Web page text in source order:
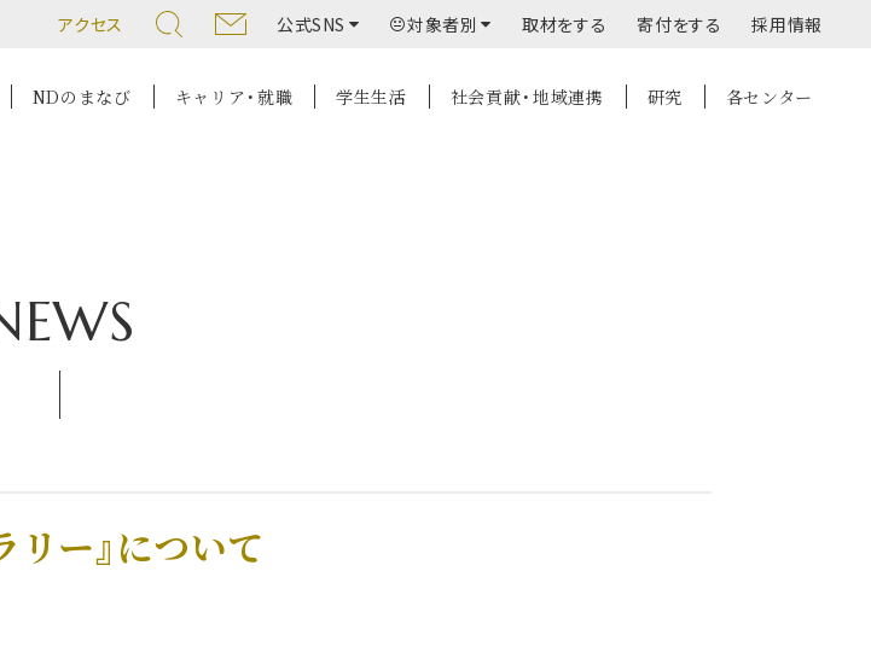
アクセス 公式SNS 対象者別 取材をする 寄付をする 採用情報
NDのまなび キャリア・就職 学生生活 社会貢献・地域連携 研究 各センター
リー』について